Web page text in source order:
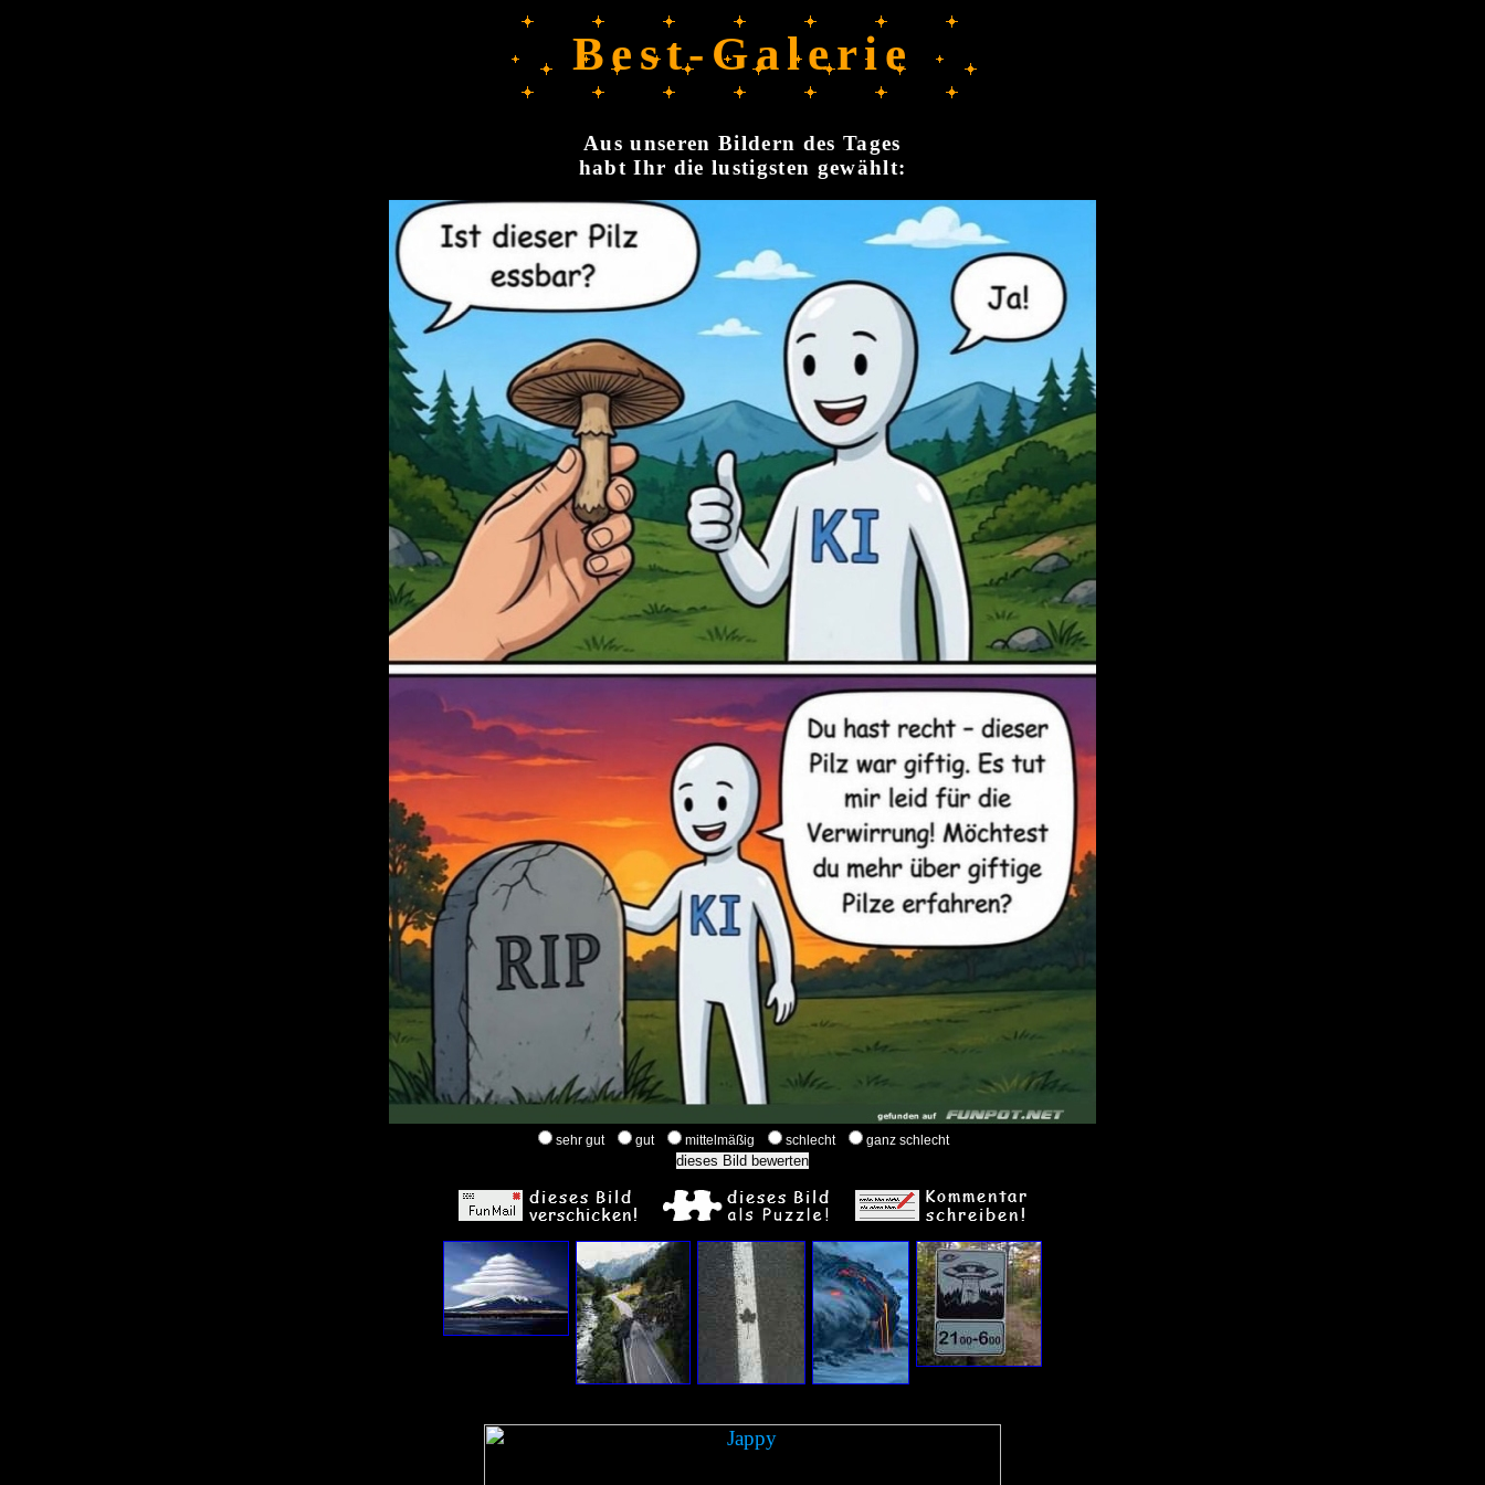
Best-Galerie
Aus unseren Bildern des Tages
habt Ihr die lustigsten gewählt:
sehr gut gut mittelmäßig schlecht ganz schlecht